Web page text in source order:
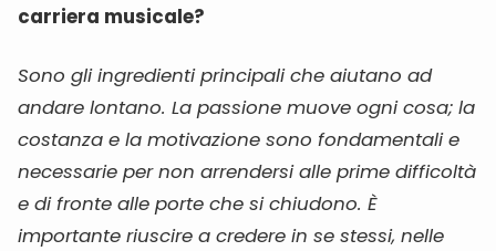
carriera musicale?
Sono gli ingredienti principali che aiutano ad
andare lontano. La passione muove ogni cosa; la
costanza e la motivazione sono fondamentali e
necessarie per non arrendersi alle prime difficoltà
e di fronte alle porte che si chiudono. È
importante riuscire a credere in se stessi, nelle